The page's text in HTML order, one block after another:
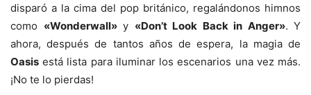
disparó a la cima del pop británico, regalándonos himnos
como «Wonderwall»y «Don’t Look Back in Anger». Y
ahora, después de tantos años de espera, la magia de
Oasis está lista para iluminar los escenarios una vez más.
¡No te lo pierdas!